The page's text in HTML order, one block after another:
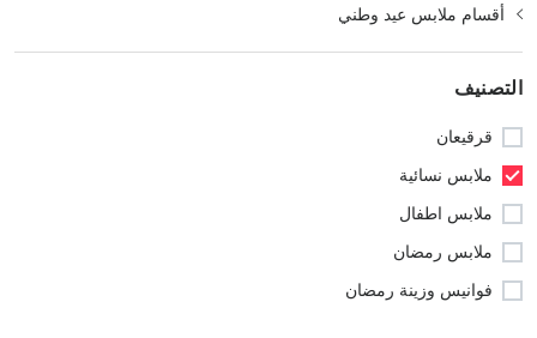
أقسام ملابس عيد وطني
التصنيف
قرقيعان
ملابس نسائية
ملابس اطفال
ملابس رمضان
فوانيس وزينة رمضان